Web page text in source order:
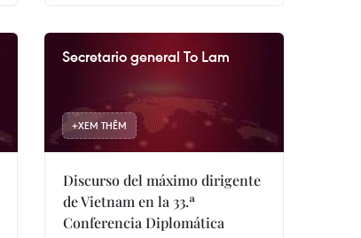
Secretario general To Lam
+XEM THÊM
Discurso del máximo dirigente
de Vietnam en la 33.ª
Conferencia Diplomática